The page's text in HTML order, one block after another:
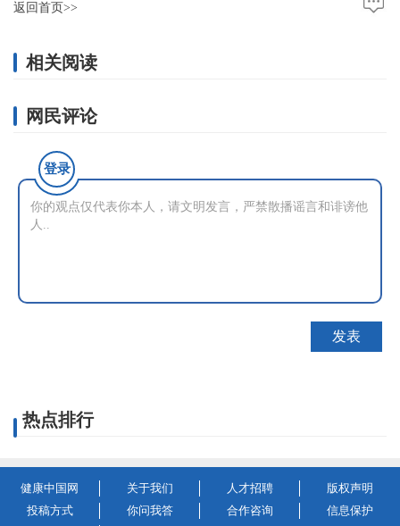
返回首页>>
相关阅读
网民评论
登录
热点排行
健康中国网 关于我们 人才招聘
版权声明
投稿方式
你问我答 合作咨询 信息保护